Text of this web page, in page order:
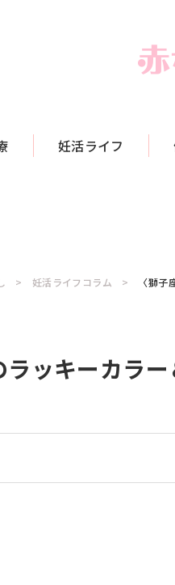
妊活ライフ
妊活ライフコラム 〈獅
ラッキーカラ